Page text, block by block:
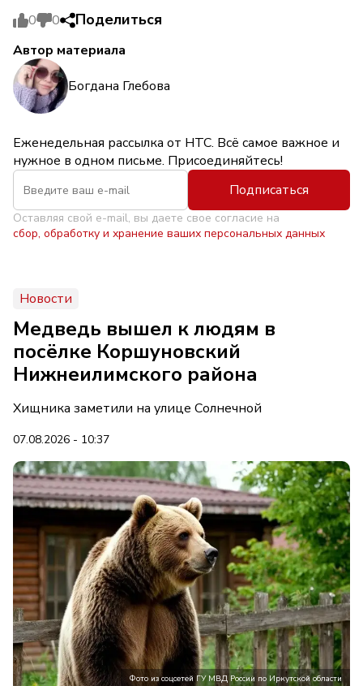
0 0 Поделиться
Автор материала
Богдана Глебова
Еженедельная рассылка от НТС. Всё самое важное и
нужное в одном письме. Присоединяйтесь!
Подписаться
Оставляя свой e-mail, вы даете свое согласие на
сбор, обработку и хранение ваших персональных данных
Новости
Медведь вышел к людям в
посёлке Коршуновский
Нижнеилимского района
Хищника заметили на улице Солнечной
07.08.2026 - 10:37
Фото из соцсетей ГУ МВД России по Иркутской области